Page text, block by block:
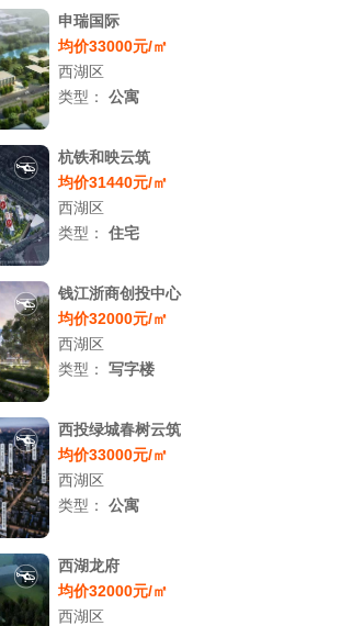
申瑞国际
均价33000元/㎡
西湖区
类型：公寓
杭铁和映云筑
均价31440元/㎡
西湖区
类型：住宅
钱江浙商创投中心
均价32000元/㎡
西湖区
类型：写字楼
西投绿城春树云筑
均价33000元/㎡
西湖区
类型：公寓
西湖龙府
均价32000元/㎡
西湖区